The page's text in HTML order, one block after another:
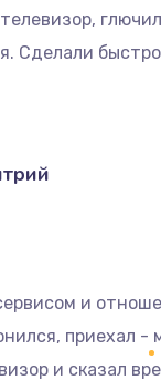
Сделали
и
приехал -
и сказал